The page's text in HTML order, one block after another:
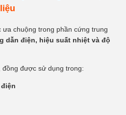
chuộng trong phần cứng trung
dẫn điện, hiệu suất nhiệt và độ
được sử dụng trong: